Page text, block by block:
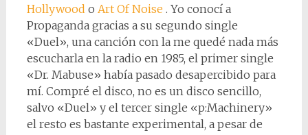
Hollywood o Art Of Noise . Yo conocí a
Propaganda gracias a su segundo single
«Duel», una canción con la me quedé nada más
escucharla en la radio en 1985, el primer single
«Dr. Mabuse» había pasado desapercibido para
mí. Compré el disco, no es un disco sencillo,
salvo «Duel» y el tercer single «p:Machinery»
el resto es bastante experimental, a pesar de